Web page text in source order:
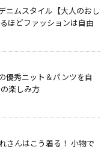
ニムスタイル【大人のおし
ほどファッションは自由
優秀ニット＆パンツを自
楽しみ方
さんはこう着る！ 小物で